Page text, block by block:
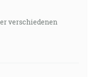
verschiedenen